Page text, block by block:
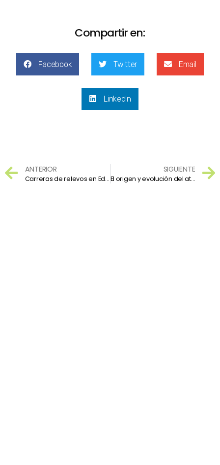
Compartir en:
Facebook Twitter Email
LinkedIn
ANTERIOR
Carreras de relevos en Educación Física
SIGUIENTE
El origen y evolución del atletismo: el deporte más antiguo